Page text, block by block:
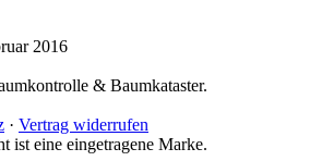
2016
& Baumkataster.
· Vertrag widerrufen
ist eine eingetragene Marke.